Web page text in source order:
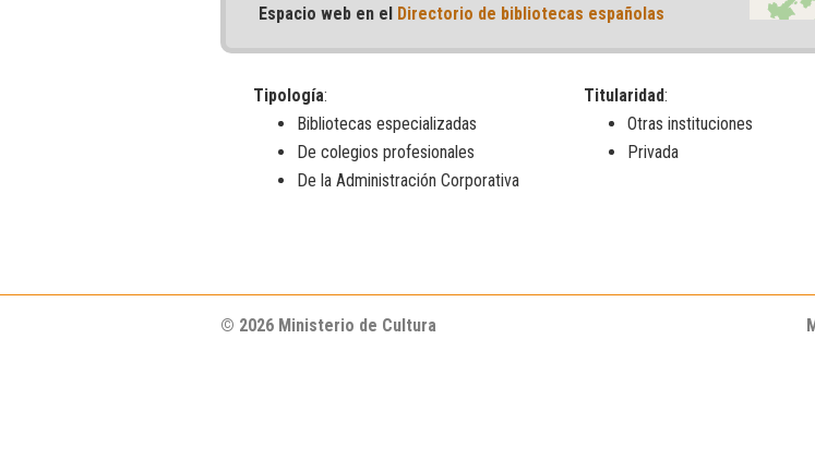
Espacio web en el Directorio de bibliotecas españolas
Tipología:
Bibliotecas especializadas
De colegios profesionales
De la Administración Corporativa
Titularidad:
Otras instituciones
Privada
© 2026 Ministerio de Cultura